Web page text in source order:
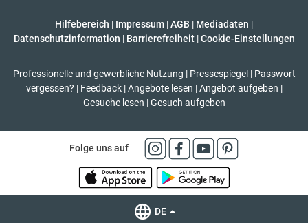
Hilfebereich | Impressum |AGB | Mediadaten |
Datenschutzinformation | Barrierefreiheit | Cookie-Einstellungen
Professionelle und gewerbliche Nutzung | Pressespiegel | Passwort
vergessen? | Feedback | Angebote lesen | Angebot aufgeben |
Gesuche lesen | Gesuch aufgeben
Folge uns auf
DE